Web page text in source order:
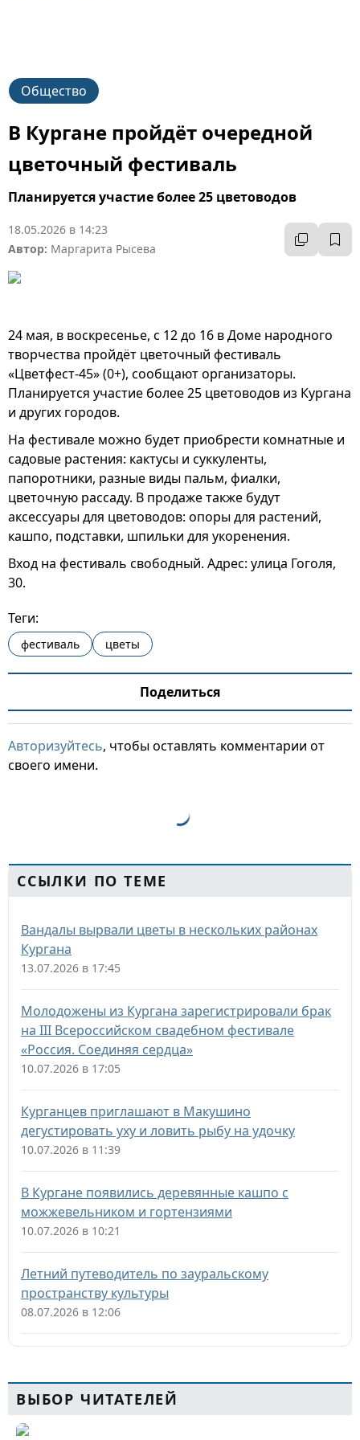
Общество
В Кургане пройдёт очередной
цветочный фестиваль
Планируется участие более 25 цветоводов
18.05.2026 в 14:23
Автор: Маргарита Рысева
24 мая, в воскресенье, с 12 до 16 в Доме народного
творчества пройдёт цветочный фестиваль
«Цветфест-45» (0+), сообщают организаторы.
Планируется участие более 25 цветоводов из Кургана
и других городов.
На фестивале можно будет приобрести комнатные и
садовые растения: кактусы и суккуленты,
папоротники, разные виды пальм, фиалки,
цветочную рассаду. В продаже также будут
аксессуары для цветоводов: опоры для растений,
кашпо, подставки, шпильки для укоренения.
Вход на фестиваль свободный. Адрес: улица Гоголя,
30.
Теги:
фестиваль цветы
Поделиться
Авторизуйтесь, чтобы оставлять комментарии от
своего имени.
ССЫЛКИ ПО ТЕМЕ
Вандалы вырвали цветы в нескольких районах
Кургана
13.07.2026 в 17:45
Молодожены из Кургана зарегистрировали брак
на III Всероссийском свадебном фестивале
«Россия. Соединяя сердца»
10.07.2026 в 17:05
Курганцев приглашают в Макушино
дегустировать уху и ловить рыбу на удочку
10.07.2026 в 11:39
В Кургане появились деревянные кашпо с
можжевельником и гортензиями
10.07.2026 в 10:21
Летний путеводитель по зауральскому
пространству культуры
08.07.2026 в 12:06
ВЫБОР ЧИТАТЕЛЕЙ